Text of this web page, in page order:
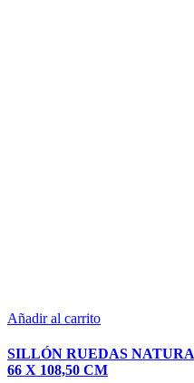
Añadir al carrito
SILLÓN RUEDAS
66 X 108,50 CM